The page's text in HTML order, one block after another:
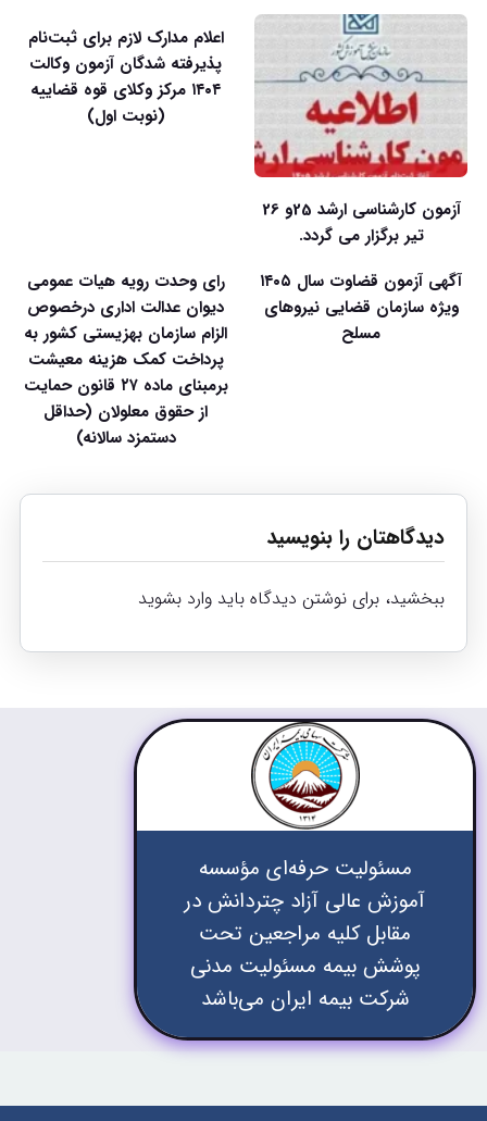
آزمون کارشناسی ارشد 25و 26
تیر برگزار می گردد.
اعلام مدارک لازم برای ثبت‌نام
پذیرفته شدگان آزمون وکالت
۱۴۰۴ مرکز وکلای قوه قضاییه
(نوبت اول)
آگهی آزمون قضاوت سال ۱۴۰۵
ویژه سازمان قضایی نیروهای
مسلح
رای وحدت رویه هیات عمومی
دیوان عدالت اداری درخصوص
الزام سازمان بهزیستی کشور به
پرداخت کمک هزینه معیشت
برمبنای ماده ۲۷ قانون حمایت
از حقوق معلولان (حداقل
دستمزد سالانه)
دیدگاهتان را بنویسید
ببخشید، برای نوشتن دیدگاه باید وارد بشوید
مسئولیت حرفه‌ای مؤسسه
آموزش عالی آزاد چتردانش در
مقابل کلیه مراجعین تحت
پوشش بیمه مسئولیت مدنی
شرکت بیمه ایران می‌باشد